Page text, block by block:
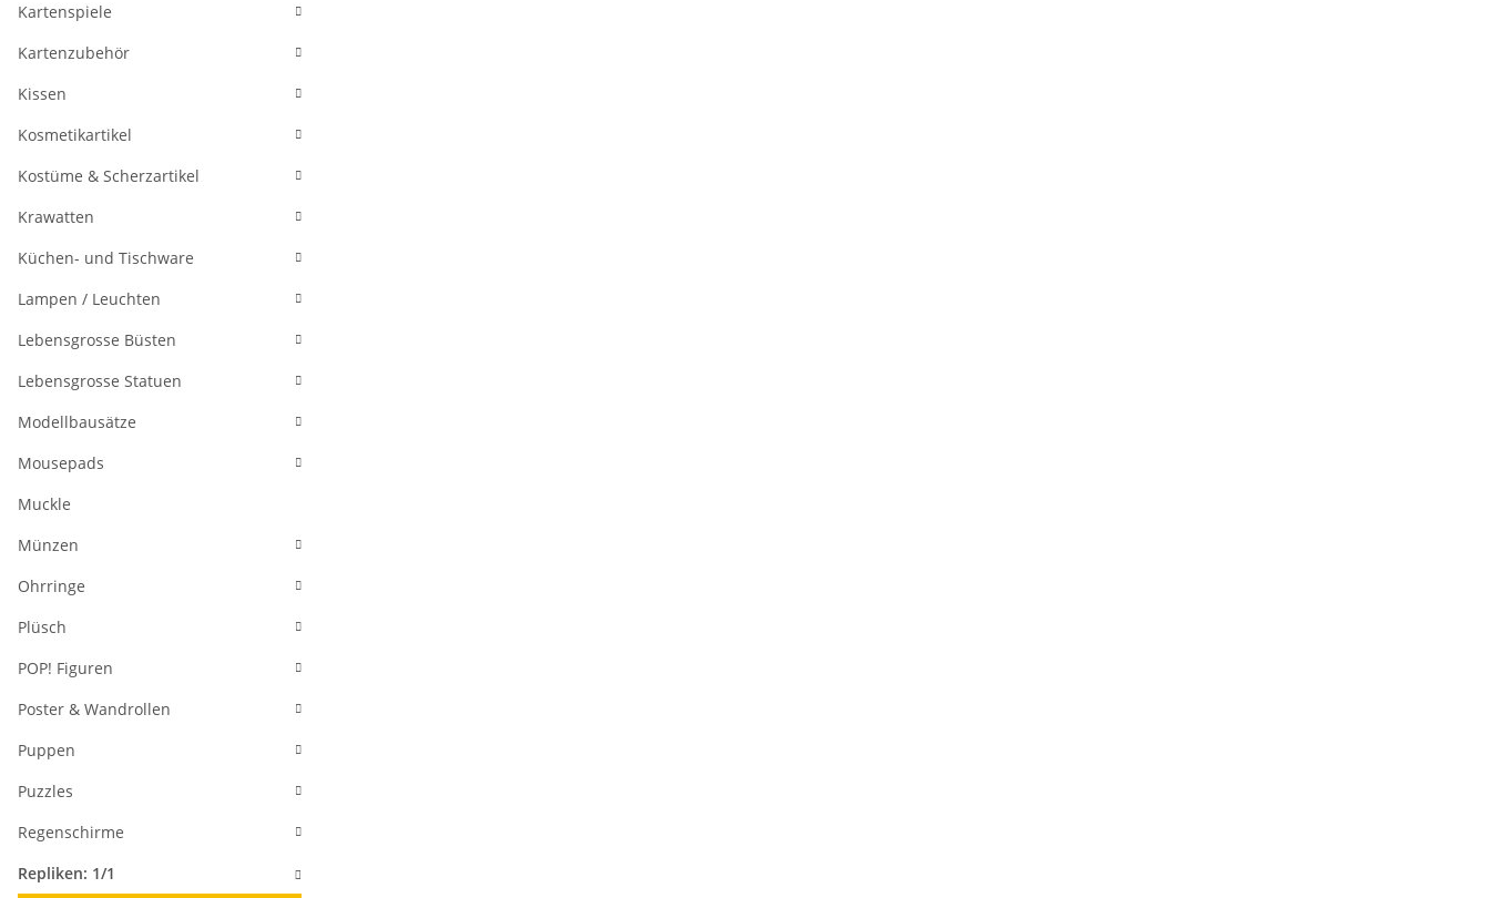
Kartenspiele
Kartenzubehör
Kissen
Kosmetikartikel
Kostüme & Scherzartikel
Krawatten
Küchen- und Tischware
Lampen / Leuchten
Lebensgrosse Büsten
Lebensgrosse Statuen
Modellbausätze
Mousepads
Muckle
Münzen
Ohrringe
Plüsch
POP! Figuren
Poster & Wandrollen
Puppen
Puzzles
Regenschirme
Repliken: 1/1